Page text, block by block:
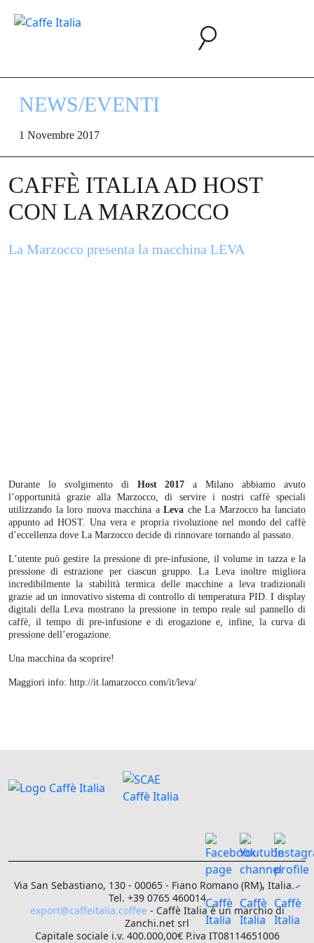
NEWS/EVENTI
1 Novembre 2017
CAFFÈ ITALIA AD HOST
CON LA MARZOCCO
La Marzocco presenta la macchina LEVA
Durante lo svolgimento di Host 2017 a Milano abbiamo avuto
l’opportunità grazie alla Marzocco, di servire i nostri caffè speciali
utilizzando la loro nuova macchina aLeva che La Marzocco ha lanciato
appunto ad HOST. Una vera e propria rivoluzione nel mondo del caffè
d’eccellenza dove La Marzocco decide di rinnovare tornando al passato.
L’utente può gestire la pressione di pre-infusione, il volume in tazza e la
pressione di estrazione per ciascun gruppo. La Leva inoltre migliora
incredibilmente la stabilità termica delle macchine a leva tradizionali
grazie ad un innovativo sistema di controllo di temperatura PID. I display
digitali della Leva mostrano la pressione in tempo reale sul pannello di
caffè, il tempo di pre-infusione e di erogazione e, infine, la curva di
pressione dell’erogazione.
Una macchina da scoprire!
Maggiori info: http://it.lamarzocco.com/it/leva/
Via San Sebastiano, 130 - 00065 - Fiano Romano (RM), Italia. -
Tel. +39 0765 460014
export@caffeitalia.coffee - Caffè Italia è un marchio di
Zanchi.net srl
Capitale sociale i.v. 400.000,00€ P.iva IT08114651006